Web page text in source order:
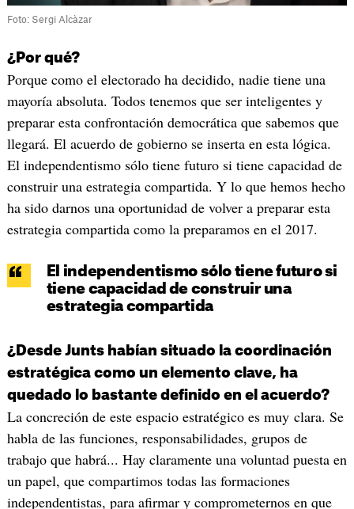
Foto: Sergi Alcàzar
¿Por qué?
Porque como el electorado ha decidido, nadie tiene una
mayoría absoluta. Todos tenemos que ser inteligentes y
preparar esta confrontación democrática que sabemos que
llegará. El acuerdo de gobierno se inserta en esta lógica.
El independentismo sólo tiene futuro si tiene capacidad de
construir una estrategia compartida. Y lo que hemos hecho
ha sido darnos una oportunidad de volver a preparar esta
estrategia compartida como la preparamos en el 2017.
El independentismo sólo tiene futuro si
tiene capacidad de construir una
estrategia compartida
¿Desde Junts habían situado la coordinación
estratégica como un elemento clave, ha
quedado lo bastante definido en el acuerdo?
La concreción de este espacio estratégico es muy clara. Se
habla de las funciones, responsabilidades, grupos de
trabajo que habrá... Hay claramente una voluntad puesta en
un papel, que compartimos todas las formaciones
independentistas, para afirmar y comprometernos en que